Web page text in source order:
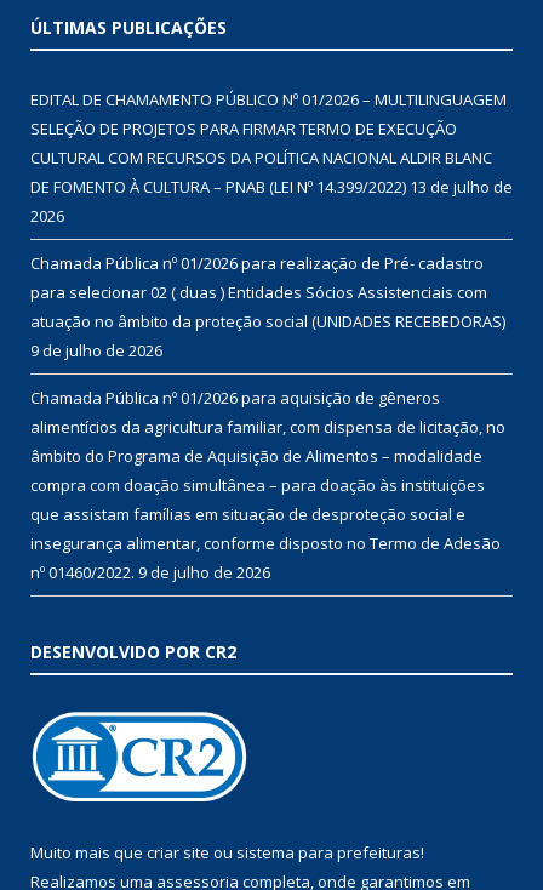
ÚLTIMAS PUBLICAÇÕES
EDITAL DE CHAMAMENTO PÚBLICO Nº 01/2026 – MULTILINGUAGEM
SELEÇÃO DE PROJETOS PARA FIRMAR TERMO DE EXECUÇÃO
CULTURAL COM RECURSOS DA POLÍTICA NACIONAL ALDIR BLANC
DE FOMENTO À CULTURA – PNAB (LEI Nº 14.399/2022) 13 de julho de
2026
Chamada Pública nº 01/2026 para realização de Pré- cadastro
para selecionar 02 ( duas ) Entidades Sócios Assistenciais com
atuação no âmbito da proteção social (UNIDADES RECEBEDORAS)
9 de julho de 2026
Chamada Pública nº 01/2026 para aquisição de gêneros
alimentícios da agricultura familiar, com dispensa de licitação, no
âmbito do Programa de Aquisição de Alimentos – modalidade
compra com doação simultânea – para doação às instituições
que assistam famílias em situação de desproteção social e
insegurança alimentar, conforme disposto no Termo de Adesão
nº 01460/2022. 9 de julho de 2026
DESENVOLVIDO POR CR2
Muito mais que criar site ou sistema para prefeituras!
Realizamos uma assessoria completa, onde garantimos em